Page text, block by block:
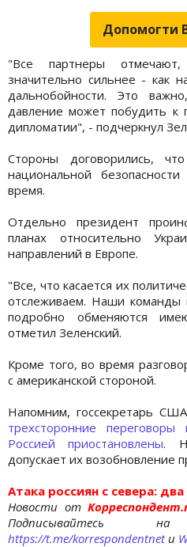
Допомогти
"Все партнеры
значительно сильнее - как
дальнобойности. Это
давление может побудить к
дипломатии", - подчеркнул
Стороны договорились,
национальной
время.
Отдельно президент
планах относительно
направлений в Европе.
"Все, что касается их
отслеживаем. Наши команды
подробно обменяются
отметил Зеленский.
Кроме того, во время
с американской стороной.
Напомним, госсекретарь
трехсторонние
Россией приостановлены.
допускает их возобновление
Атака россиян с севера:
Новости от
Подписывайтесь
https://t.me/korrespondentnetи